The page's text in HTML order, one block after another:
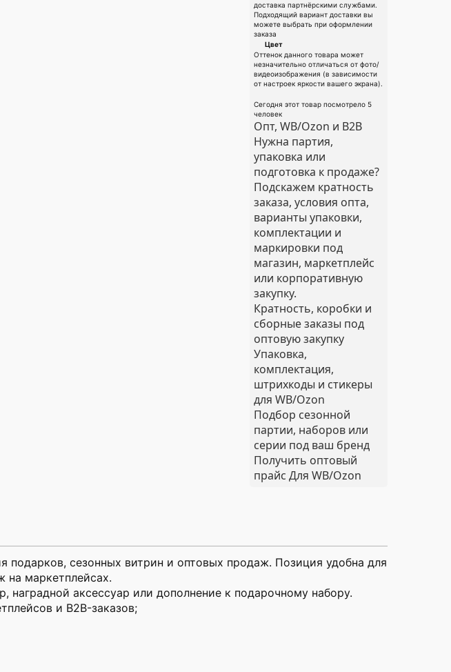
доставка партнёрскими службами.
Подходящий вариант доставки вы
можете выбрать при оформлении
заказа
Цвет
Оттенок данного товара может
незначительно отличаться от фото/
видеоизображения (в зависимости
от настроек яркости вашего экрана).
Сегодня этот товар посмотрело 5
человек
Опт, WB/Ozon и B2B
Нужна партия,
упаковка или
подготовка к продаже?
Подскажем кратность
заказа, условия опта,
варианты упаковки,
комплектации и
маркировки под
магазин, маркетплейс
или корпоративную
закупку.
Кратность, коробки и
сборные заказы под
оптовую закупку
Упаковка,
комплектация,
штрихкоды и стикеры
для WB/Ozon
Подбор сезонной
партии, наборов или
серии под ваш бренд
Получить оптовый
прайс Для WB/Ozon
подарков, сезонных витрин и оптовых продаж. Позиция удобна для
на маркетплейсах.
наградной аксессуар или дополнение к подарочному набору.
и B2B-заказов;